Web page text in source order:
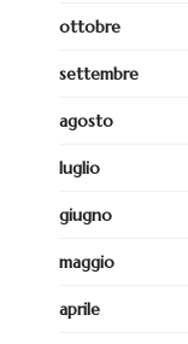
ottobre
settembre
agosto
luglio
giugno
maggio
aprile